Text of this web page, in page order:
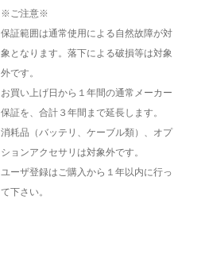
※ご注意※
保証範囲は通常使用による自然故障が対
象となります。 落下による破損等は対象
外です。
お買い上げ日から１年間の通常メーカー
保証を、合計３年間まで延長します。
消耗品（バッテリ、ケーブル類）、オプ
ションアクセサリは対象外です。
ユーザ登録はご購入から１年以内に行っ
て下さい。